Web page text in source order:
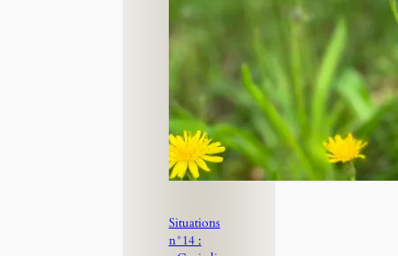
Situations
n°14 :